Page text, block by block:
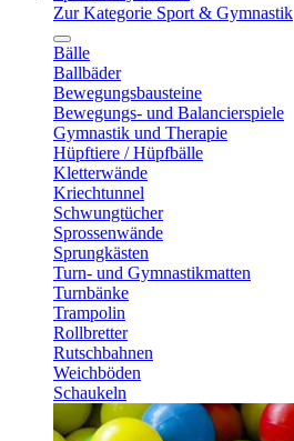
Zur Kategorie Sport & Gymnastik
Bälle
Ballbäder
Bewegungsbausteine
Bewegungs- und Balancierspiele
Gymnastik und Therapie
Hüpftiere / Hüpfbälle
Kletterwände
Kriechtunnel
Schwungtücher
Sprossenwände
Sprungkästen
Turn- und Gymnastikmatten
Turnbänke
Trampolin
Rollbretter
Rutschbahnen
Weichböden
Schaukeln